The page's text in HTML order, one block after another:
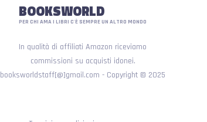
BOOKSWORLD
PER CHI AMA I LIBRI C'È SEMPRE UN ALTRO MONDO
In qualità di affiliati Amazon riceviamo
commissioni su acquisti idonei.
booksworldstaff[@]gmail.com - Copyright © 2025